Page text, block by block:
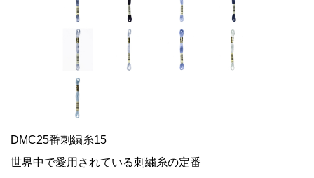
DMC25番刺繍糸15
世界中で愛用されている刺繍糸の定番